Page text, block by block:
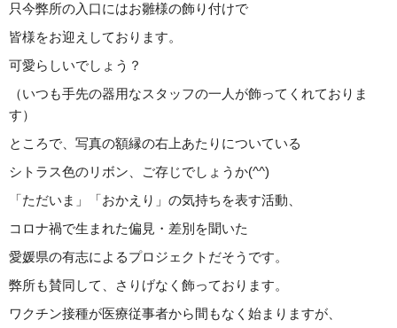
只今弊所の入口にはお雛様の飾り付けで
皆様をお迎えしております。
可愛らしいでしょう？
（いつも手先の器用なスタッフの一人が飾ってくれておりま
す）
ところで、写真の額縁の右上あたりについている
シトラス色のリボン、ご存じでしょうか(^^)
「ただいま」「おかえり」の気持ちを表す活動、
コロナ禍で生まれた偏見・差別を聞いた
愛媛県の有志によるプロジェクトだそうです。
弊所も賛同して、さりげなく飾っております。
ワクチン接種が医療従事者から間もなく始まりますが、